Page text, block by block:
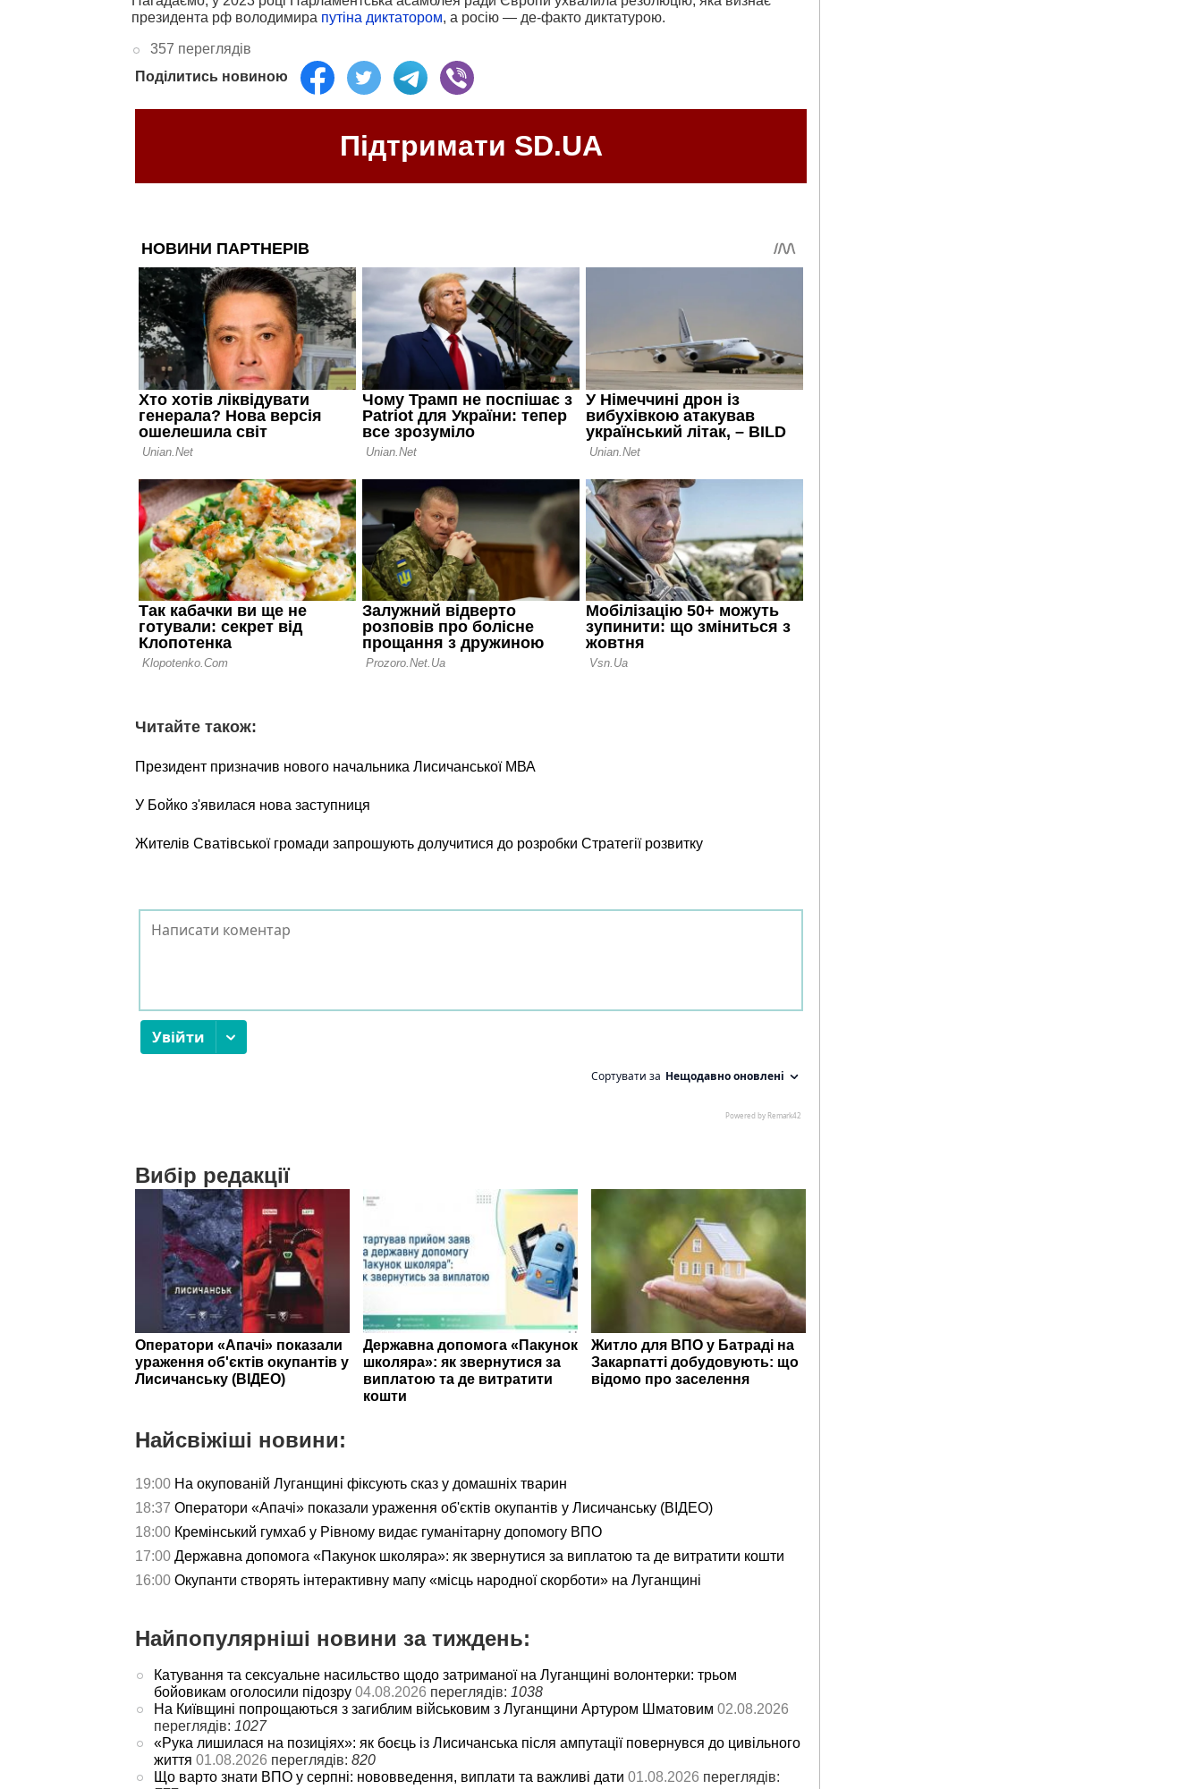
президента рф володимира путіна диктатором, а росію — де-факто диктатурою.
357 переглядів
Поділитись новиною
Підтримати SD.UA
Читайте також:
Президент призначив нового начальника Лисичанської МВА
У Бойко з'явилася нова заступниця
Жителів Сватівської громади запрошують долучитися до розробки Стратегії розвитку
Вибір редакції
Оператори «Апачі» показали
ураження об'єктів окупантів у
Лисичанську (ВІДЕО)
Державна допомога «Пакунок
школяра»: як звернутися за
виплатою та де витратити
кошти
Житло для ВПО у Батраді на
Закарпатті добудовують: що
відомо про заселення
Найсвіжіші новини:
19:00 На окупованій Луганщині фіксують сказ у домашніх тварин
18:37 Оператори «Апачі» показали ураження об'єктів окупантів у Лисичанську (ВІДЕО)
18:00 Кремінський гумхаб у Рівному видає гуманітарну допомогу ВПО
17:00 Державна допомога «Пакунок школяра»: як звернутися за виплатою та де витратити кошти
16:00 Окупанти створять інтерактивну мапу «місць народної скорботи» на Луганщині
Найпопулярніші новини за тиждень:
Катування та сексуальне насильство щодо затриманої на Луганщині волонтерки: трьом
бойовикам оголосили підозру 04.08.2026 переглядів: 1038
На Київщині попрощаються з загиблим військовим з Луганщини Артуром Шматовим 02.08.2026
переглядів: 1027
«Рука лишилася на позиціях»: як боєць із Лисичанська після ампутації повернувся до цивільного
життя 01.08.2026 переглядів: 820
Що варто знати ВПО у серпні: нововведення, виплати та важливі дати 01.08.2026 переглядів: